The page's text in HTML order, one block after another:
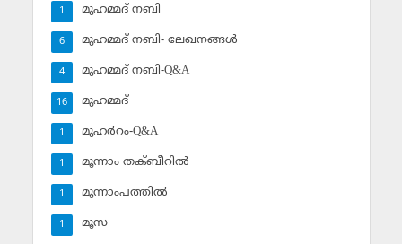
മുഹമ്മദ് നബി
1
മുഹമ്മദ് നബി- ലേഖനങ്ങള്‍
6
മുഹമ്മദ് നബി-Q&A
4
മുഹമ്മദ്‌
16
മുഹര്‍റം-Q&A
1
മൂന്നാം തക്ബീറില്‍
1
മൂന്നാംപത്തില്‍
1
മൂസ
1